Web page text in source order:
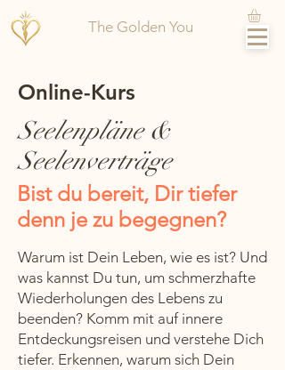
The Golden You
Online-Kurs
Seelenpläne &
Seelenverträge
Bist du bereit, Dir tiefer
denn je zu begegnen?
Warum ist Dein Leben, wie es ist? Und
was kannst Du tun, um schmerzhafte
Wiederholungen des Lebens zu
beenden? Komm mit auf innere
Entdeckungsreisen und verstehe Dich
tiefer. Erkennen, warum sich Dein